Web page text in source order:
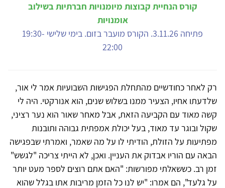
קורס הנחיית קבוצות מיומנויות חברתיות בשילוב
אומנויות
פתיחה 3.11.26. הקורס מועבר בזום. בימי שלישי 19:30-
22:00
רק לאחר כחודשיים מהתחלת הפגישות השבועיות אמר לי אור,
שלדעתו אחיו, הצעיר ממנו בשלוש שנים, הוא אנורקטי. היה לי
קשה מאוד עם הקביעה הזאת, אבל מאחר שאור הוא נער רציני,
שקול ובוגר עד מאוד, בעל יכולת אמפתית גבוהה ותובנות
מפתיעות על הזולת, הודיתי לו על מה שאמר, ואמרתי שבפגישה
הבאה עם הוריו אבדוק את העניין. ואכן, לא הייתי צריכה "לגשש"
זמן רב. כששאלתי מפורשות: "האם אתם רוצים לספר מעט יותר
על גלעד", הם אמרו: "יש לנו כל הזמן מריבות אתו בגלל שהוא